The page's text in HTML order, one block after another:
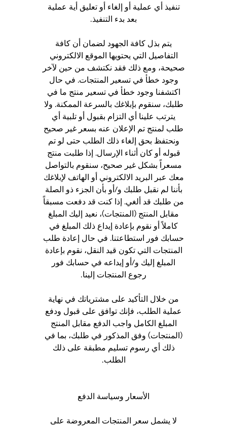
تنفيذ أي عملية أو إلغاء أو تعليق أية عملية
بعد بدء التنفيذ.
يتم بذل كافة الجهود لضمان أن كافة
التفاصيل التي يحتويها الموقع الالكتروني
صحيحة، ومع ذلك فقد نكتشف من حين لآخر
وجود خطأ في تسعير المنتجات. في حال
اكتشفنا وجود خطأ في تسعير منتج ما في
طلبك، سنقوم بإبلاغك بالسرعة الممكنة. ولا
يترتب علينا أي التزام بقبول أو تلبية أي
طلب لمنتج تم الإعلان عنه بسعر غير صحيح
ونحتفظ بحق إلغاء ذلك الطلب حتى لو تم
قبوله أو كان أثناء الإرسال. إذا طلبت منتج
مسعراً بشكل غير صحيح، سنقوم بالتواصل
معك عبر البريد الالكتروني أو الهاتف لإبلاغك
بأننا لم نقبل طلبك و/أو بأن الجزء ذو الصلة
من طلبك قد ألغي. إذا كنت قد دفعت مسبقاً
مقابل المنتج (المنتجات)، نعيد إليك المبلغ
كاملاً أو نقوم بإعادة إيداع ذلك المبلغ في
حسابك فور استطاعتنا. في حال إعادة طلب
المنتجات التي تكون قيد النقل، نقوم بإعادة
المبلغ إليك و/أو إيداعه في حسابك فور
رجوع المنتجات إلينا.
من خلال التأكيد على مشترياتك في نهاية
عملية الطلب، فإنك توافق على قبول ودفع
المبلغ الكامل واجب الدفع مقابل المنتج
(المنتجات) وفق المذكور في طلبك، بما في
ذلك أي رسوم تسليم مطبقة على ذلك
الطلب.
الأسعار وسياسة الدفع
لا يشمل سعر المنتجات المعروضة على